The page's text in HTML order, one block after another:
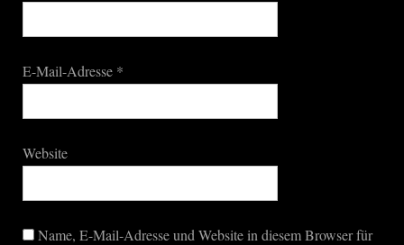
E-Mail-Adresse *
Website
Name, E-Mail-Adresse und Website in diesem Browser für